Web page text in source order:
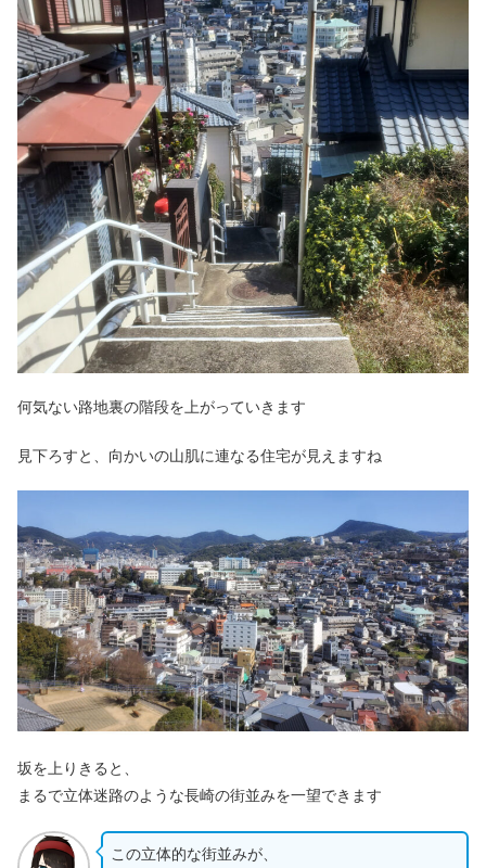
何気ない路地裏の階段を上がっていきます
見下ろすと、向かいの山肌に連なる住宅が見えますね
坂を上りきると、
まるで立体迷路のような長崎の街並みを一望できます
この立体的な街並みが、